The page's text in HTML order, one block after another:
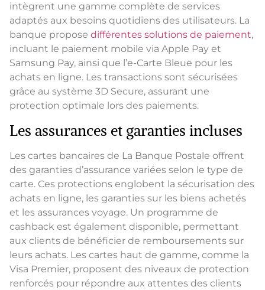
intègrent une gamme complète de services
adaptés aux besoins quotidiens des utilisateurs. La
banque propose différentes solutions de paiement,
incluant le paiement mobile via Apple Pay et
Samsung Pay, ainsi que l’e-Carte Bleue pour les
achats en ligne. Les transactions sont sécurisées
grâce au système 3D Secure, assurant une
protection optimale lors des paiements.
Les assurances et garanties incluses
Les cartes bancaires de La Banque Postale offrent
des garanties d’assurance variées selon le type de
carte. Ces protections englobent la sécurisation des
achats en ligne, les garanties sur les biens achetés
et les assurances voyage. Un programme de
cashback est également disponible, permettant
aux clients de bénéficier de remboursements sur
leurs achats. Les cartes haut de gamme, comme la
Visa Premier, proposent des niveaux de protection
renforcés pour répondre aux attentes des clients